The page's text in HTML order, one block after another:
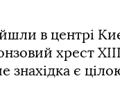
в центрі
хрест
знахідка є